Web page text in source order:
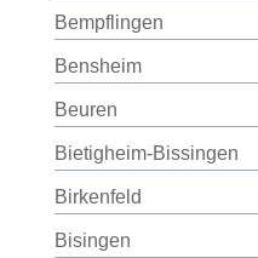
Bempflingen
Bensheim
Beuren
Bietigheim-Bissingen
Birkenfeld
Bisingen